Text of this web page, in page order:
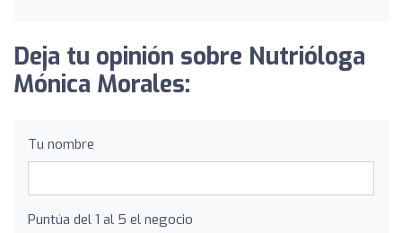
Deja tu opinión sobre Nutrióloga
Mónica Morales:
Tu nombre
Puntúa del 1 al 5 el negocio